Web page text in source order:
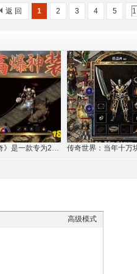
1 2 3 4 5
返 回
《首战首区最新传奇》是一款专为2026年传奇
高级模式